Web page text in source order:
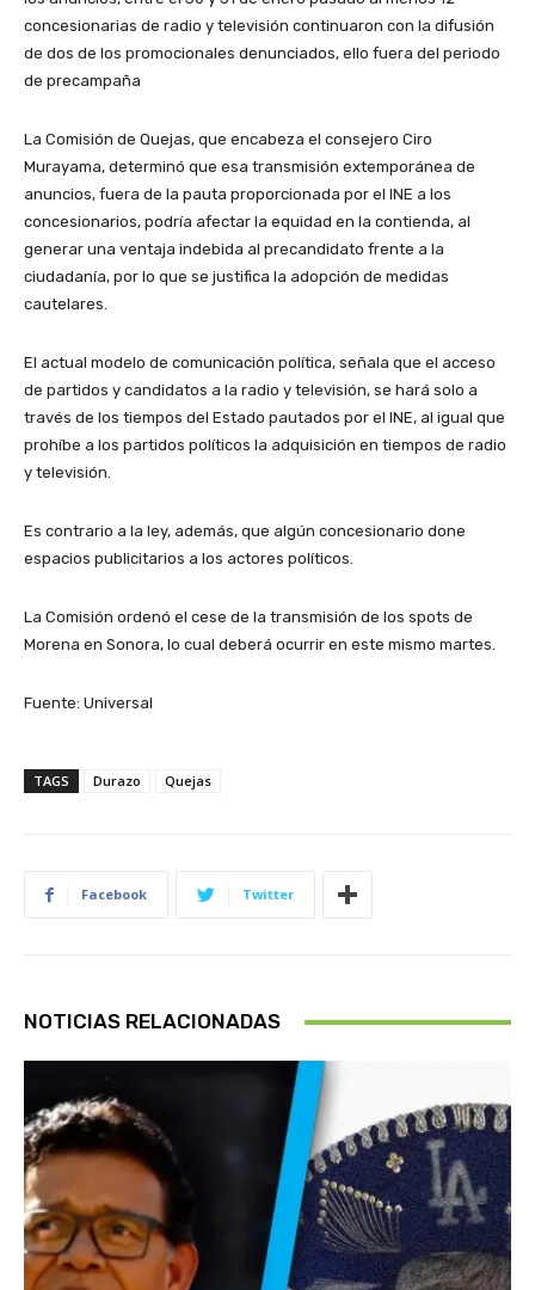
concesionarias de radio y televisión continuaron con la difusión
de dos de los promocionales denunciados, ello fuera del periodo
de precampaña
La Comisión de Quejas, que encabeza el consejero Ciro
Murayama, determinó que esa transmisión extemporánea de
anuncios, fuera de la pauta proporcionada por el INE a los
concesionarios, podría afectar la equidad en la contienda, al
generar una ventaja indebida al precandidato frente a la
ciudadanía, por lo que se justifica la adopción de medidas
cautelares.
El actual modelo de comunicación política, señala que el acceso
de partidos y candidatos a la radio y televisión, se hará solo a
través de los tiempos del Estado pautados por el INE, al igual que
prohíbe a los partidos políticos la adquisición en tiempos de radio
y televisión.
Es contrario a la ley, además, que algún concesionario done
espacios publicitarios a los actores políticos.
La Comisión ordenó el cese de la transmisión de los spots de
Morena en Sonora, lo cual deberá ocurrir en este mismo martes.
Fuente: Universal
TAGS Durazo Quejas
Facebook Twitter
NOTICIAS RELACIONADAS